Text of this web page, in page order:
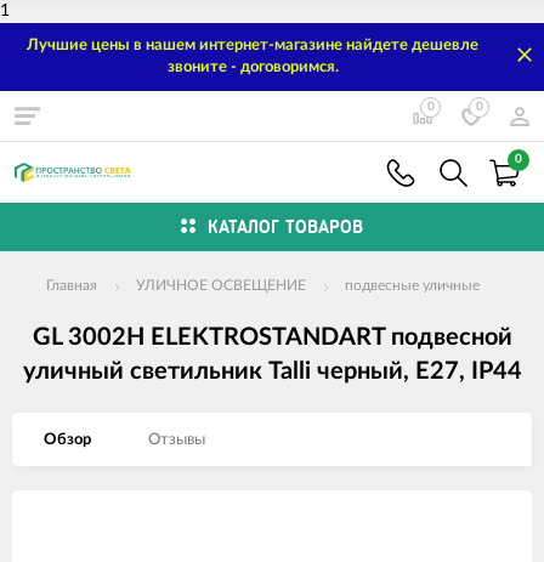
1
Лучшие цены в нашем интернет-магазине найдете дешевле
звоните - договоримся.
0 0
0
КАТАЛОГ ТОВАРОВ
Главная УЛИЧНОЕ ОСВЕЩЕНИЕ подвесные уличные
GL 3002H ELEKTROSTANDART подвесной
уличный светильник Talli черный, E27, IP44
Обзор Отзывы